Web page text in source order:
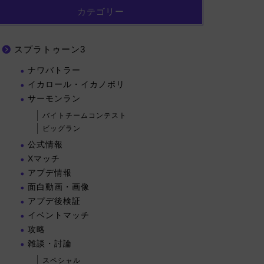
カテゴリー
スプラトゥーン3
ナワバトラー
イカロール・イカノボリ
サーモンラン
バイトチームコンテスト
ビッグラン
公式情報
Xマッチ
アプデ情報
面白動画・画像
アプデ後検証
イベントマッチ
攻略
雑談・討論
スペシャル